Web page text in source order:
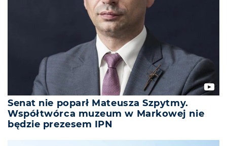
Senat nie poparł Mateusza Szpytmy.
Współtwórca muzeum w Markowej nie
będzie prezesem IPN